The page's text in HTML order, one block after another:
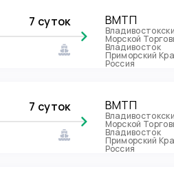
7 суток ВМТП
Морской
Владивосток
Приморский
Россия
7 суток ВМТП
Морской
Владивосток
Приморский
Россия